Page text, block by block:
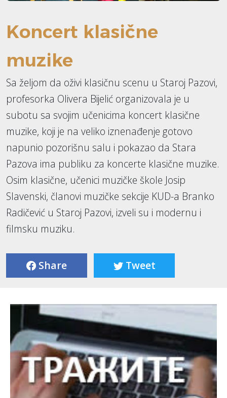
Koncert klasične
muzike
Sa željom da oživi klasičnu scenu u Staroj Pazovi,
profesorka Olivera Bijelić organizovala je u
subotu sa svojim učenicima koncert klasične
muzike, koji je na veliko iznenađenje gotovo
napunio pozorišnu salu i pokazao da Stara
Pazova ima publiku za koncerte klasične muzike.
Osim klasične, učenici muzičke škole Josip
Slavenski, članovi muzičke sekcije KUD-a Branko
Radičević u Staroj Pazovi, izveli su i modernu i
filmsku muziku.
Share Tweet